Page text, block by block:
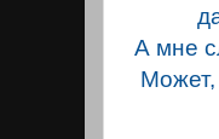
А мне
Может,